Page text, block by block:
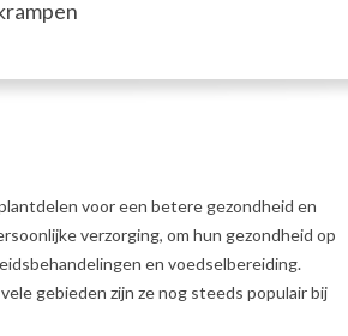
voor een betere gezondheid en
verzorging, om hun gezondheid op
en voedselbereiding.
gebieden zijn ze nog steeds populair bij